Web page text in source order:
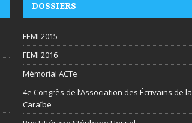
DOSSIERS
FEMI 2015
FEMI 2016
Mémorial ACTe
4e Congrès de l’Association des Écrivains de la
Caraïbe